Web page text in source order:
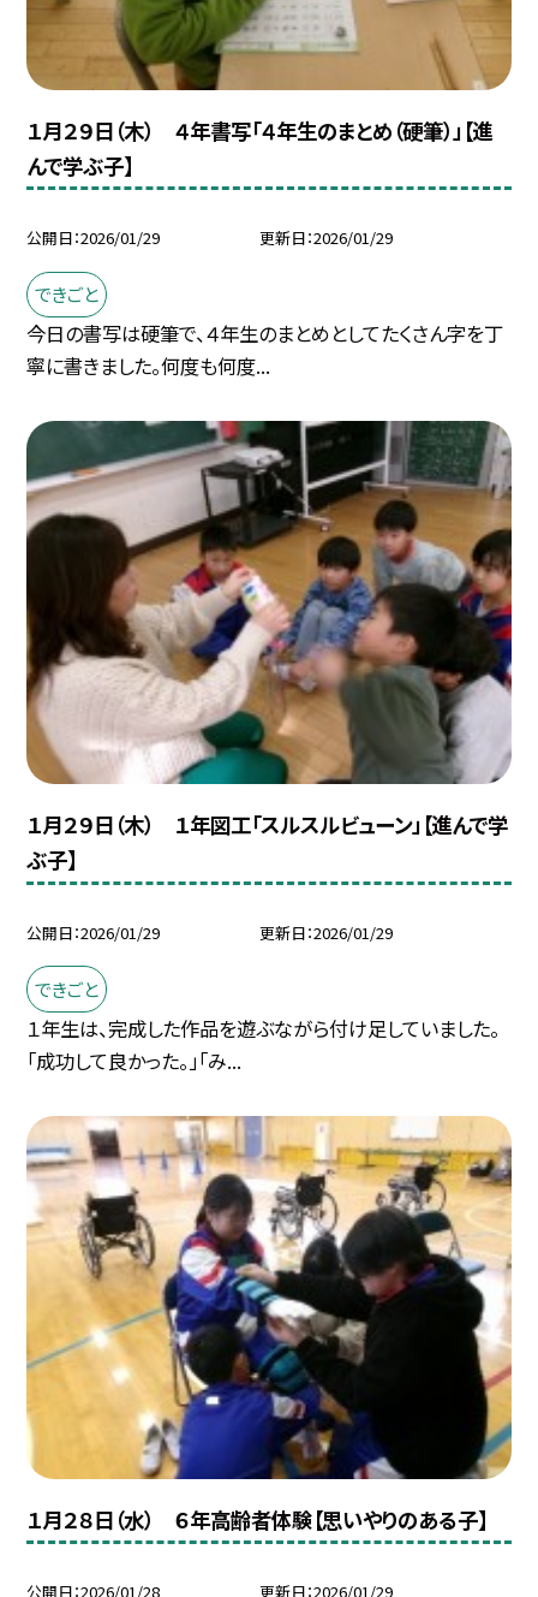
１月２９日（木） ４年書写「４年生のまとめ（硬筆）」【進
んで学ぶ子】
公開日 2026/01/29 更新日 2026/01/29
できごと
今日の書写は硬筆で、４年生のまとめとしてたくさん字を丁
寧に書きました。何度も何度...
１月２９日（木） １年図工「スルスルビューン」【進んで学
ぶ子】
公開日 2026/01/29 更新日 2026/01/29
できごと
１年生は、完成した作品を遊ぶながら付け足していました。
「成功して良かった。」「み...
１月２８日（水） ６年高齢者体験【思いやりのある子】
公開日 2026/01/28 更新日 2026/01/29